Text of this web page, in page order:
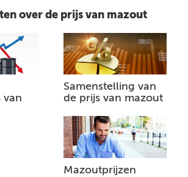
over de prijs van mazout
van
Samenstelling van
de prijs van mazout
Mazoutprijzen